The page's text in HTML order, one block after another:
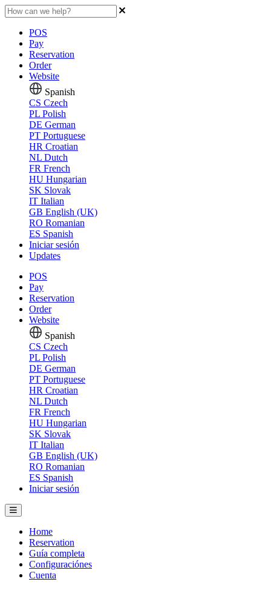
POS
Pay
Reservation
Order
Website
Spanish
CS Czech
PL Polish
DE German
PT Portuguese
HR Croatian
NL Dutch
FR French
HU Hungarian
SK Slovak
IT Italian
GB English (UK)
RO Romanian
ES Spanish
Iniciar sesión
Updates
POS
Pay
Reservation
Order
Website
Spanish
CS Czech
PL Polish
DE German
PT Portuguese
HR Croatian
NL Dutch
FR French
HU Hungarian
SK Slovak
IT Italian
GB English (UK)
RO Romanian
ES Spanish
Iniciar sesión
Home
Reservation
Guía completa
Configuraciónes
Cuenta